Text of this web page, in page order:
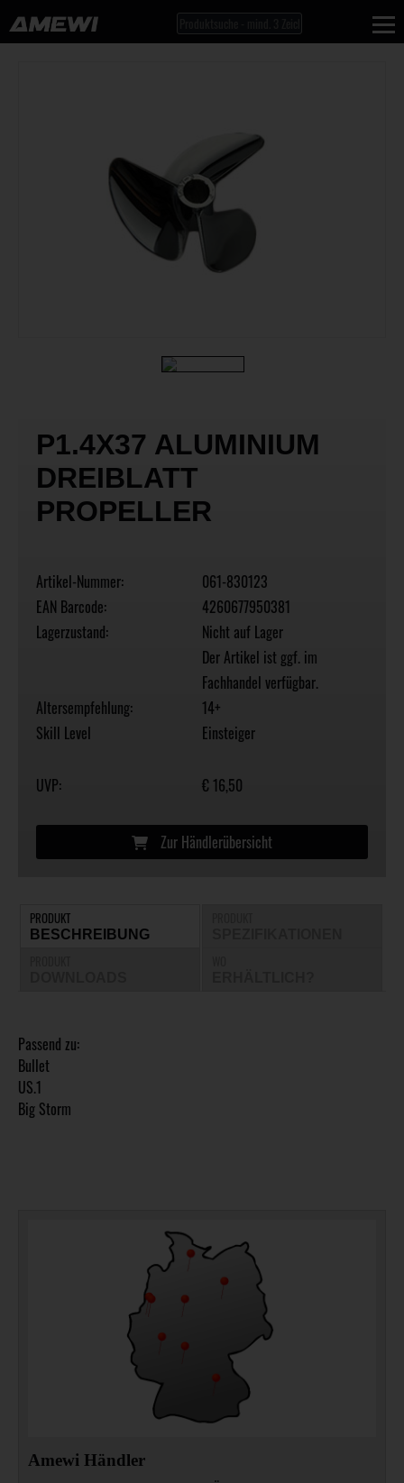
P1.4X37 ALUMINIUM
DREIBLATT
PROPELLER
Artikel-Nummer:
061-830123
EAN Barcode:
4260677950381
Lagerzustand:
Nicht auf Lager
Der Artikel ist ggf. im
Fachhandel verfügbar.
Altersempfehlung:
14+
Skill Level
Einsteiger
UVP: € 16,50
Zur Händlerübersicht
PRODUKT
BESCHREIBUNG
Passend zu:
Bullet
US.1
Big Storm
Amewi Händler